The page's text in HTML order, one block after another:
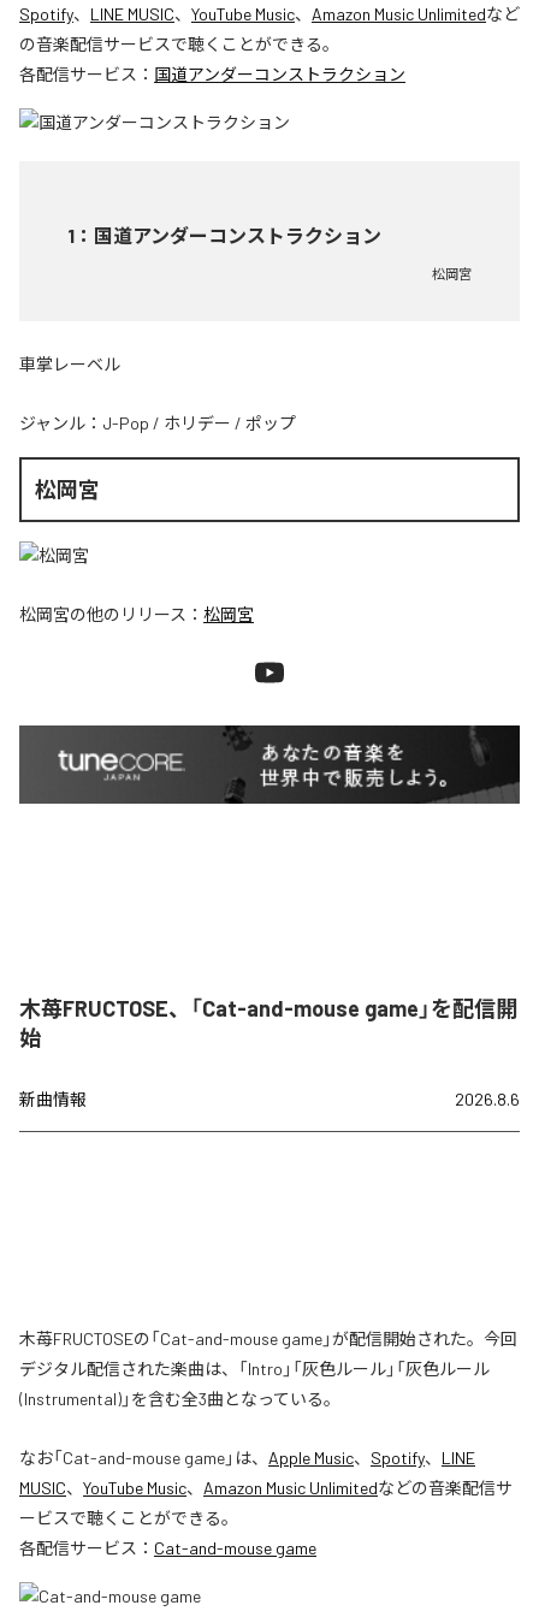
Spotify、 LINE MUSIC、 YouTube Music、 Amazon Music Unlimitedなど
の音楽配信サービスで聴くことができる。
各配信サービス： 国道アンダーコンストラクション
1 ： 国道アンダーコンストラクション
松岡宮
車掌レーベル
ジャンル： J-Pop / ホリデー / ポップ
松岡宮
松岡宮の他のリリース： 松岡宮
木苺FRUCTOSE、「Cat-and-mouse game」を配信開
始
新曲情報 2026.8.6
木苺FRUCTOSEの「Cat-and-mouse game」が配信開始された。今回
デジタル配信された楽曲は、「Intro」「灰色ルール」「灰色ルール
(Instrumental)」を含む全3曲となっている。
なお「Cat-and-mouse game」は、 Apple Music、 Spotify、 LINE
MUSIC、 YouTube Music、 Amazon Music Unlimitedなどの音楽配信サ
ービスで聴くことができる。
各配信サービス： Cat-and-mouse game